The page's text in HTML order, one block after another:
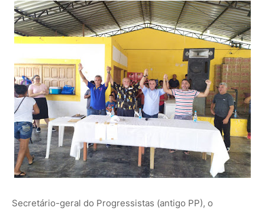
Secretário-geral do Progressistas (antigo PP), o